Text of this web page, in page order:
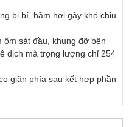
bị bí, hầm hơi gây khó chiu
sát đầu, khung đỡ bên
dịch mà trọng lượng chỉ 254
giãn phía sau kết hợp phần